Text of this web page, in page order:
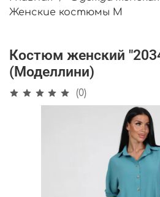
Женские костюмы М
Костюм женский
(Моделлини)
(0)